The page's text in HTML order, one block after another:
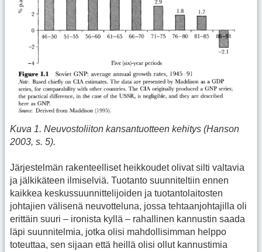
Kuva 1. Neuvostoliiton kansantuotteen kehitys (Hanson
2003, s. 5).
Järjestelmän rakenteelliset heikkoudet olivat silti valtavia
ja jälkikäteen ilmiselviä. Tuotanto suunniteltiin ennen
kaikkea keskussuunnittelijoiden ja tuotantolaitosten
johtajien välisenä neuvotteluna, jossa tehtaanjohtajilla oli
erittäin suuri – ironista kyllä – rahallinen kannustin saada
läpi suunnitelmia, jotka olisi mahdollisimman helppo
toteuttaa, sen sijaan että heillä olisi ollut kannustimia